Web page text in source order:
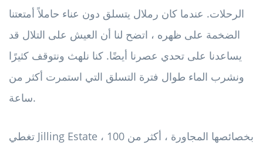
الرحلات. عندما كان رملال يتسلق دون عناء حاملاً أمتعتنا
الضخمة على ظهره ، اتضح لنا أن العيش على التلال قد
يساعدنا على تحدي عصرنا أيضًا. كنا نلهث ونتوقف كثيرًا
ونشرب الماء طوال فترة التسلق التي استمرت أكثر من
ساعة.
تغطي Jilling Estate ، بخصائصها المجاورة ، أكثر من 100